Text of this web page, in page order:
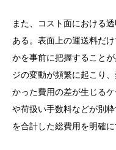
また、コスト面における
ある。表面上の運送料だ
かを事前に把握すること
ジの変動が頻繁に起こり
かった費用の差が生じる
や荷扱い手数料などが別
を合計した総費用を明確に